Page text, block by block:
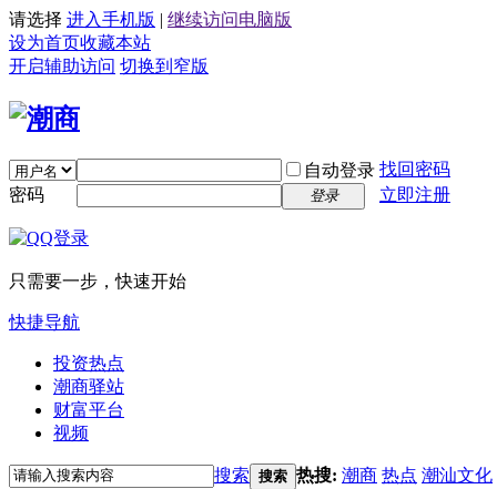
请选择 进入手机版 | 继续访问电脑版
设为首页收藏本站
开启辅助访问 切换到窄版
自动登录 找回密码
密码
登录 立即注册
只需要一步，快速开始
快捷导航
投资热点
潮商驿站
财富平台
视频
搜索 搜索 热搜: 潮商 热点 潮汕文化